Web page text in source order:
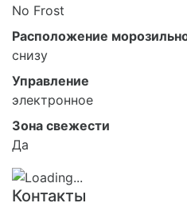
No Frost
Расположение
снизу
Управление
электронное
Зона свежести
Да
Контакты